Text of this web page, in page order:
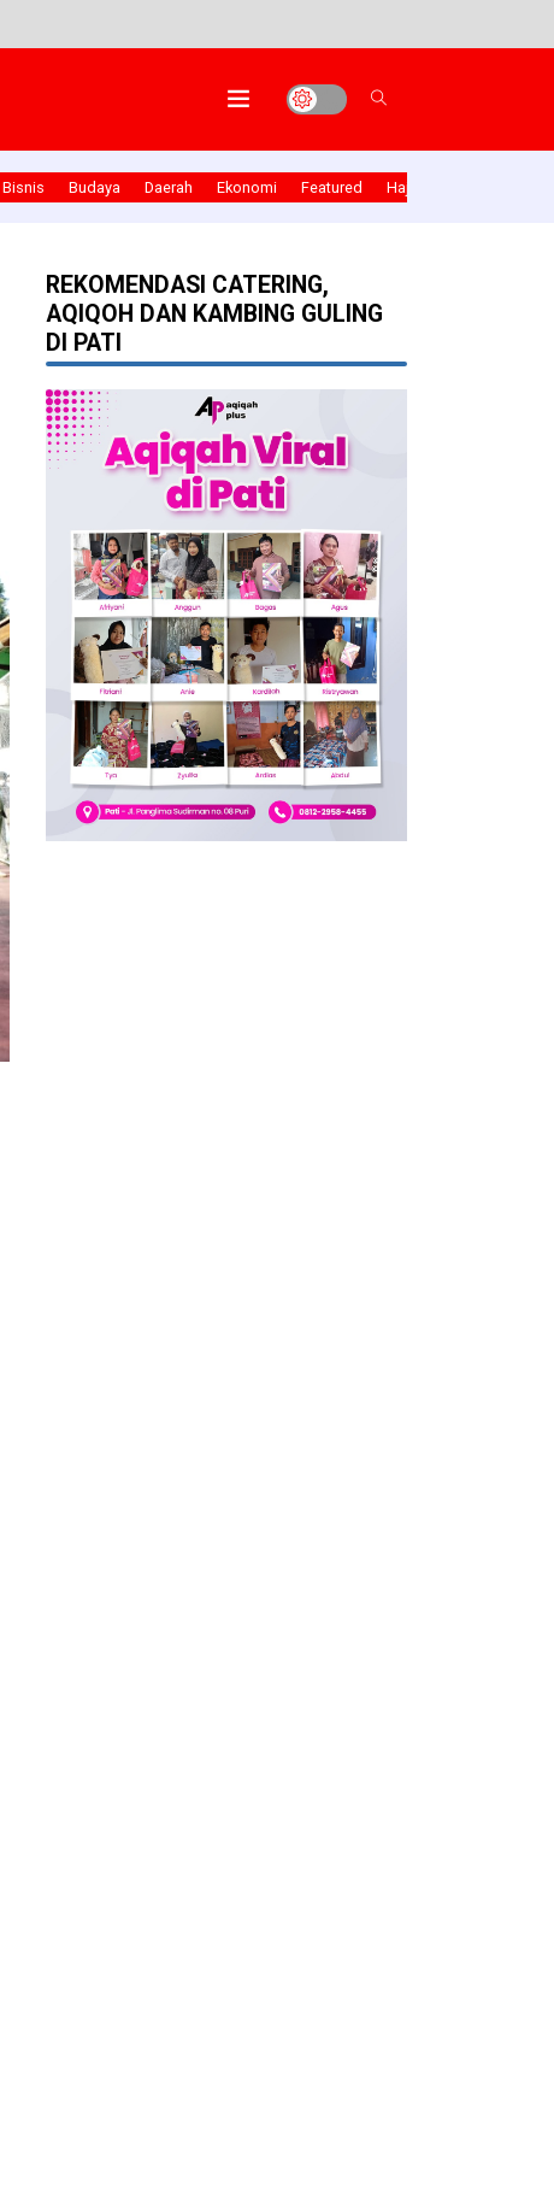
Bisnis Budaya Daerah Ekonomi Featured Haji dan umroh
REKOMENDASI CATERING,
AQIQOH DAN KAMBING GULING
DI PATI